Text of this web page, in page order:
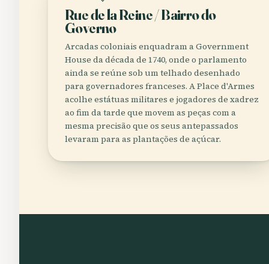
Rue de la Reine / Bairro do
Governo
Arcadas coloniais enquadram a Government
House da década de 1740, onde o parlamento
ainda se reúne sob um telhado desenhado
para governadores franceses. A Place d'Armes
acolhe estátuas militares e jogadores de xadrez
ao fim da tarde que movem as peças com a
mesma precisão que os seus antepassados
levaram para as plantações de açúcar.